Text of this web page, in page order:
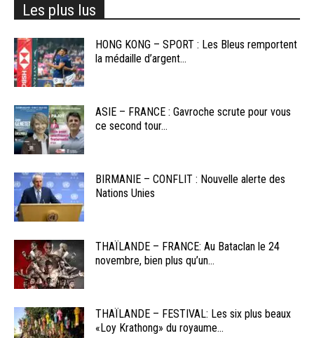
Les plus lus
HONG KONG – SPORT : Les Bleus remportent
la médaille d’argent...
ASIE – FRANCE : Gavroche scrute pour vous
ce second tour...
BIRMANIE – CONFLIT : Nouvelle alerte des
Nations Unies
THAÏLANDE – FRANCE: Au Bataclan le 24
novembre, bien plus qu’un...
THAÏLANDE – FESTIVAL: Les six plus beaux
«Loy Krathong» du royaume...